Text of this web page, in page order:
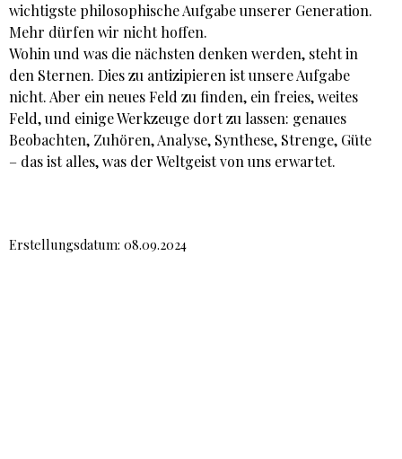
wichtigste philosophische Aufgabe unserer Generation.
Mehr dürfen wir nicht hoffen.
Wohin und was die nächsten denken werden, steht in
den Sternen. Dies zu antizipieren ist unsere Aufgabe
nicht. Aber ein neues Feld zu finden, ein freies, weites
Feld, und einige Werkzeuge dort zu lassen: genaues
Beobachten, Zuhören, Analyse, Synthese, Strenge, Güte
– das ist alles, was der Weltgeist von uns erwartet.
Erstellungsdatum: 08.09.2024